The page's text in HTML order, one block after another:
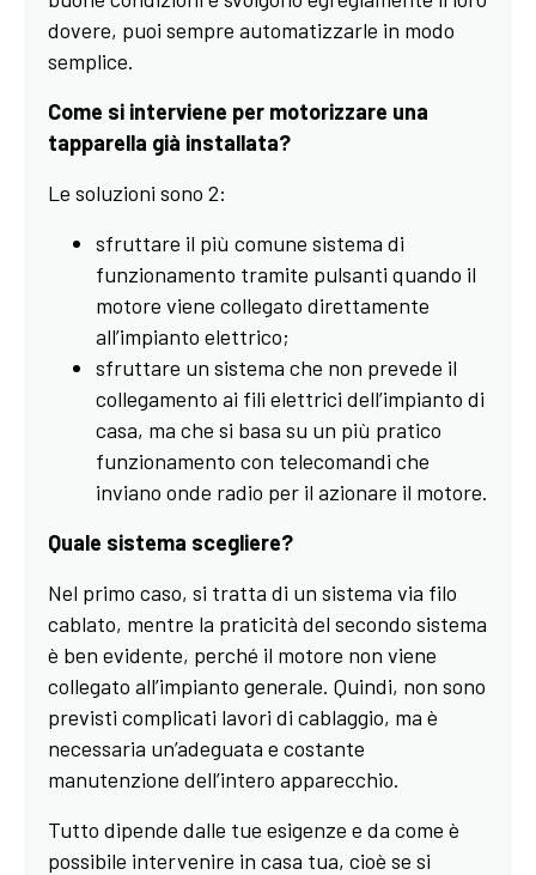
dovere, puoi sempre automatizzarle in modo
semplice.
Come si interviene per motorizzare una
tapparella già installata?
Le soluzioni sono 2:
sfruttare il più comune sistema di
funzionamento tramite pulsanti quando il
motore viene collegato direttamente
all’impianto elettrico;
sfruttare un sistema che non prevede il
collegamento ai fili elettrici dell’impianto di
casa, ma che si basa su un più pratico
funzionamento con telecomandi che
inviano onde radio per il azionare il motore.
Quale sistema scegliere?
Nel primo caso, si tratta di un sistema via filo
cablato, mentre la praticità del secondo sistema
è ben evidente, perché il motore non viene
collegato all’impianto generale. Quindi, non sono
previsti complicati lavori di cablaggio, ma è
necessaria un’adeguata e costante
manutenzione dell’intero apparecchio.
Tutto dipende dalle tue esigenze e da come è
possibile intervenire in casa tua, cioè se si